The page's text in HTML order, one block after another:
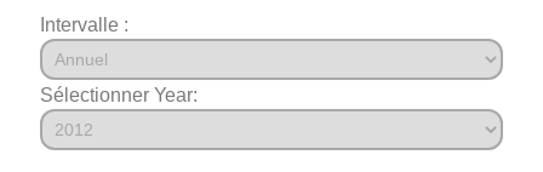
Intervalle :
Sélectionner Year: